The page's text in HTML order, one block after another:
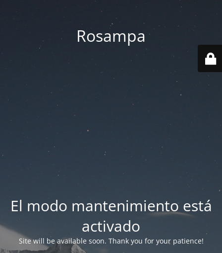
Rosampa
El modo mantenimiento está
activado
Site will be available soon. Thank you for your patience!